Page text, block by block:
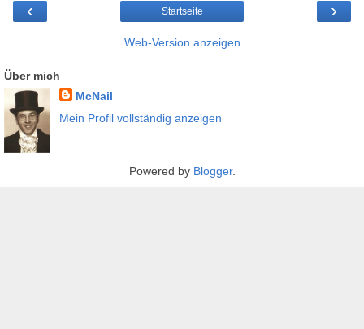
‹ ›
Startseite
Web-Version anzeigen
Über mich
McNail
Mein Profil vollständig anzeigen
Powered by Blogger.